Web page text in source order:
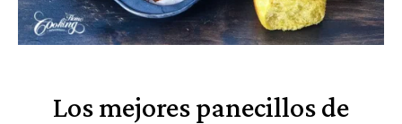
Los mejores panecillos de